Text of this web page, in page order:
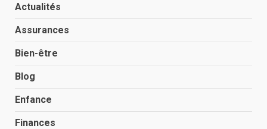
Actualités
Assurances
Bien-être
Blog
Enfance
Finances